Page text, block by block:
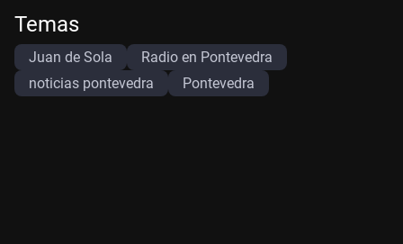
Temas
Juan de Sola
Radio en Pontevedra
noticias pontevedra
Pontevedra